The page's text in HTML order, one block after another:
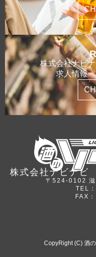
株式会社ナビ
求人情報
株式会社ナビナビ
〒524-0102 滋
TEL
FAX
CopyRight (C) 酒